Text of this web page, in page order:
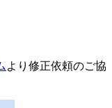
より修正依頼のご協